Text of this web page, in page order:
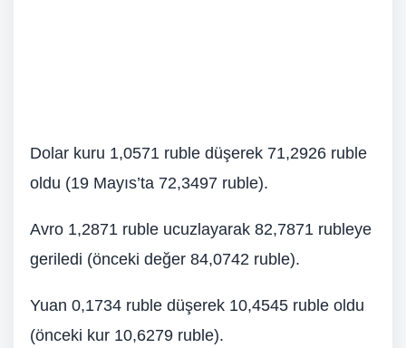
Dolar kuru 1,0571 ruble düşerek 71,2926 ruble
oldu (19 Mayıs’ta 72,3497 ruble).
Avro 1,2871 ruble ucuzlayarak 82,7871 rubleye
geriledi (önceki değer 84,0742 ruble).
Yuan 0,1734 ruble düşerek 10,4545 ruble oldu
(önceki kur 10,6279 ruble).